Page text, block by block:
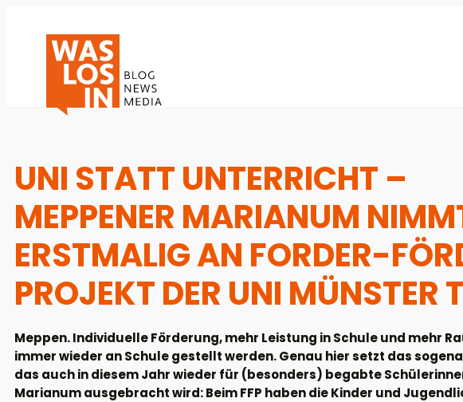
UNI STATT UNTERRICHT –
MEPPENER MARIANUM
ERSTMALIG AN FORDER-
PROJEKT DER UNI MÜNSTER
Meppen. Individuelle Förderung, mehr Leistung in Schule und mehr
immer wieder an Schule gestellt werden. Genau hier setzt das
das auch in diesem Jahr wieder für (besonders) begabte
Marianum ausgebracht wird: Beim FFP haben die Kinder und